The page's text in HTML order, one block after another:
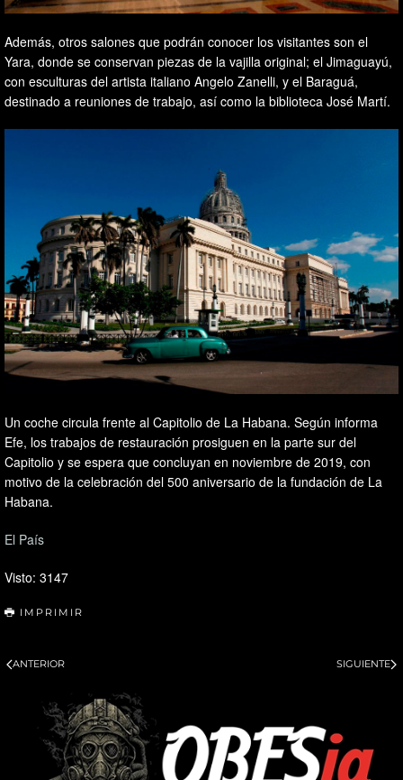
Además, otros salones que podrán conocer los visitantes son el
Yara, donde se conservan piezas de la vajilla original; el Jimaguayú,
con esculturas del artista italiano Angelo Zanelli, y el Baraguá,
destinado a reuniones de trabajo, así como la biblioteca José Martí.
Un coche circula frente al Capitolio de La Habana. Según informa
Efe, los trabajos de restauración prosiguen en la parte sur del
Capitolio y se espera que concluyan en noviembre de 2019, con
motivo de la celebración del 500 aniversario de la fundación de La
Habana.
El País
Visto: 3147
IMPRIMIR
ANTERIOR SIGUIENTE